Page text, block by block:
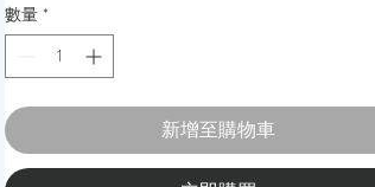
數量 *
新增至購物車